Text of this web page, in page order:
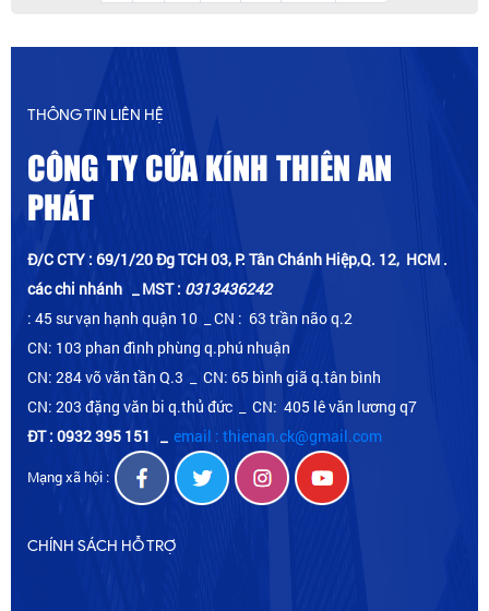
THÔNG TIN LIÊN HỆ
CÔNG TY CỬA KÍNH THIÊN AN
PHÁT
Đ/C CTY : 69/1/20 Đg TCH 03, P. Tân Chánh Hiệp,Q. 12, HCM .
các chi nhánh _ MST : 0313436242
: 45 sư vạn hạnh quận 10 _ CN : 63 trần não q.2
CN: 103 phan đình phùng q.phú nhuận
CN: 284 võ văn tần Q.3 _ CN: 65 bình giã q.tân bình
CN: 203 đặng văn bi q.thủ đức _ CN: 405 lê văn lương q7
ĐT : 0932 395 151 _ email : thienan.ck@gmail.com
Mạng xã hội :
CHÍNH SÁCH HỖ TRỢ